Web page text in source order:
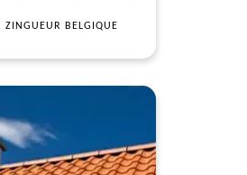
ZINGUEUR BELGIQUE